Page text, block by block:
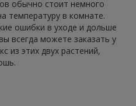
обычно стоит немного
температуру в комнате.
ошибки в уходе и дольше
всегда можете заказать у
из этих двух растений,